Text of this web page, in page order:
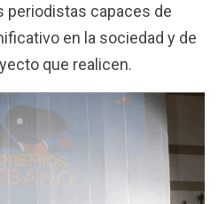
periodistas capaces de
en la sociedad y de
que realicen.